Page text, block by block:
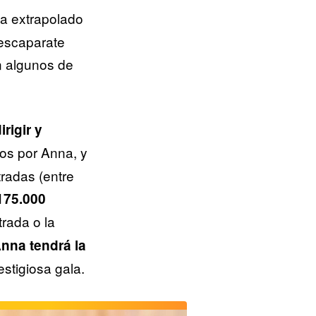
extrapolado
algunos de
y
por Anna, y
(entre
o la
tendrá la
gala.